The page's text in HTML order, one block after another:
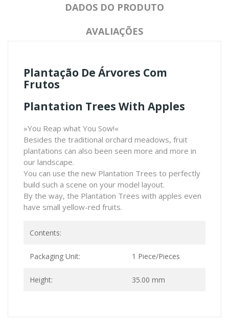
DADOS DO PRODUTO
AVALIAÇÕES
Plantação De Árvores Com
Frutos
Plantation Trees With Apples
»You Reap what You Sow!«
Besides the traditional orchard meadows, fruit
plantations can also been seen more and more in
our landscape.
You can use the new Plantation Trees to perfectly
build such a scene on your model layout.
By the way, the Plantation Trees with apples even
have small yellow-red fruits.
Contents:
Packaging Unit: 1 Piece/Pieces
Height: 35.00 mm